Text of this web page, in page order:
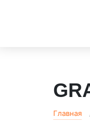
Главная